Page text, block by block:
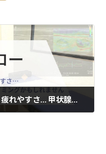
首の腫れ・だるさ・疲れやすさ… 甲状腺エコー をうけるタイミングかもしれません